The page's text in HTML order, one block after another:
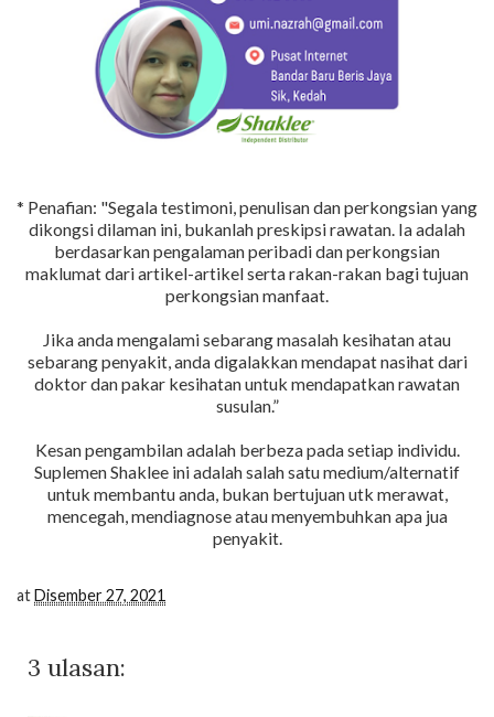
* Penafian: "Segala testimoni, penulisan dan perkongsian yang
dikongsi dilaman ini, bukanlah preskipsi rawatan. Ia adalah
berdasarkan pengalaman peribadi dan perkongsian
maklumat dari artikel-artikel serta rakan-rakan bagi tujuan
perkongsian manfaat.
Jika anda mengalami sebarang masalah kesihatan atau
sebarang penyakit, anda digalakkan mendapat nasihat dari
doktor dan pakar kesihatan untuk mendapatkan rawatan
susulan.”
Kesan pengambilan adalah berbeza pada setiap individu.
Suplemen Shaklee ini adalah salah satu medium/alternatif
untuk membantu anda, bukan bertujuan utk merawat,
mencegah, mendiagnose atau menyembuhkan apa jua
penyakit.
atDisember 27, 2021
3 ulasan: